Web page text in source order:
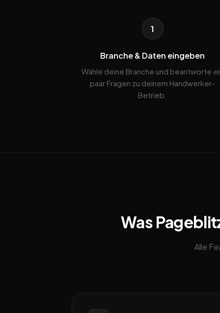
1
Branche & Daten eingeben
Wähle deine Branche und beantworte
paar Fragen zu deinem Handwerker-
Betrieb.
Was
Alle